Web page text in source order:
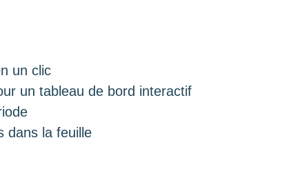
un clic
un tableau de bord interactif
dans la feuille